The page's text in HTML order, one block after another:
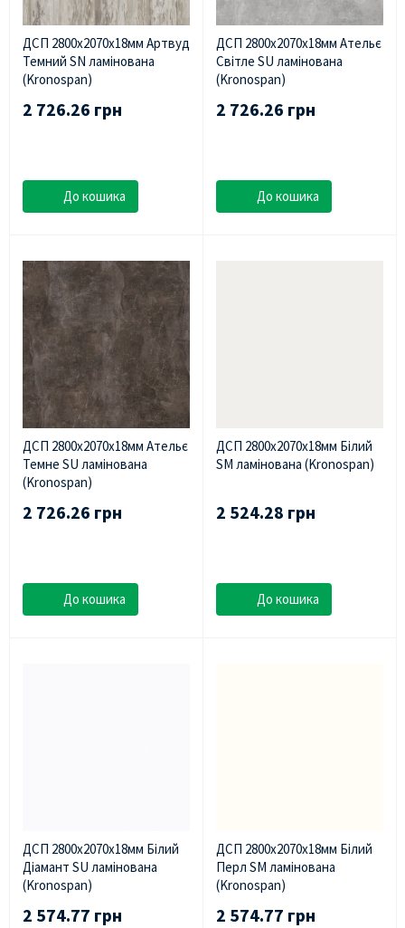
ДСП 2800х2070х18мм Артвуд
Темний SN ламінована
(Kronospan)
2 726.26 грн
До кошика
ДСП 2800х2070х18мм Ательє
Світле SU ламінована
(Kronospan)
2 726.26 грн
До кошика
ДСП 2800х2070х18мм Ательє
Темне SU ламінована
(Kronospan)
2 726.26 грн
До кошика
ДСП 2800х2070х18мм Білий
SM ламінована (Kronospan)
2 524.28 грн
До кошика
ДСП 2800х2070х18мм Білий
Діамант SU ламінована
(Kronospan)
2 574.77 грн
ДСП 2800х2070х18мм Білий
Перл SM ламінована
(Kronospan)
2 574.77 грн